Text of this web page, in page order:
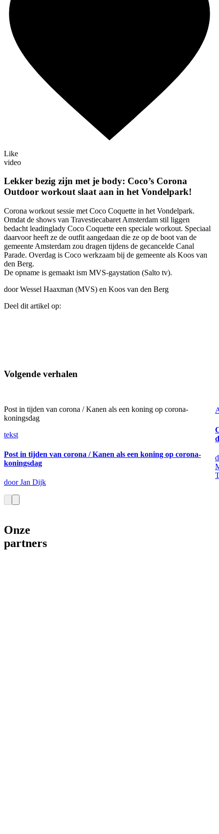
Like
video
Lekker bezig zijn met je body: Coco’s Corona
Outdoor workout slaat aan in het Vondelpark!
Corona workout sessie met Coco Coquette in het Vondelpark.
Omdat de shows van Travestiecabaret Amsterdam stil liggen
bedacht leadinglady Coco Coquette een speciale workout. Speciaal
daarvoor heeft ze de outfit aangedaan die ze op de boot van de
gemeente Amsterdam zou dragen tijdens de gecancelde Canal
Parade. Overdag is Coco werkzaam bij de gemeente als Koos van
den Berg.
De opname is gemaakt ism MVS-gaystation (Salto tv).
door Wessel Haaxman (MVS) en Koos van den Berg
Deel dit artikel op:
Volgende verhalen
Post in tijden van corona / Kanen als een koning op corona-
koningsdag
tekst
Post in tijden van corona / Kanen als een koning op corona-
koningsdag
door Jan Dijk
Onze
partners